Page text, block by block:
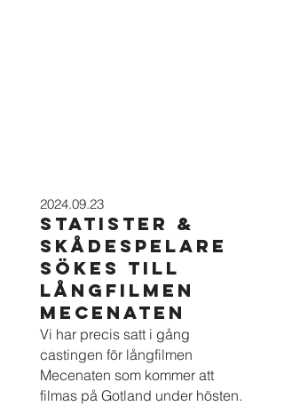
2024.09.23
STATISTER &
SKåDESPELARE
SÖKES TILL
LÅNGFILMEN
MECENATEN
Vi har precis satt i gång
castingen för långfilmen
Mecenaten som kommer att
filmas på Gotland under hösten.